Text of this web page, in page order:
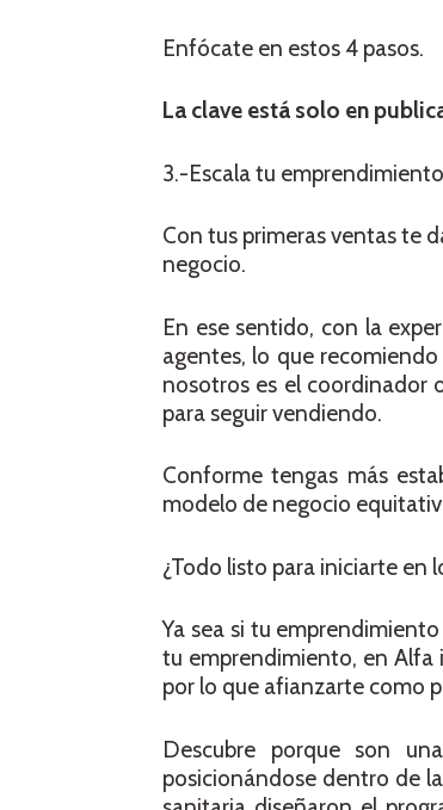
Enfócate en estos 4 pasos.
La clave está solo en
3.-Escala tu
Con tus primeras ventas te
negocio.
En ese sentido, con la
agentes, lo que
nosotros es el coordinador
para seguir vendiendo.
Conforme tengas más
modelo de negocio
¿Todo listo para iniciarte en
Ya sea si tu
tu emprendimiento, en Alfa
por lo que afianzarte como
Descubre porque son
posicionándose dentro de